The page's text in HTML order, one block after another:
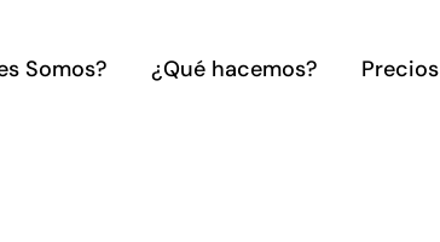
Somos? ¿Qué hacemos? Precios